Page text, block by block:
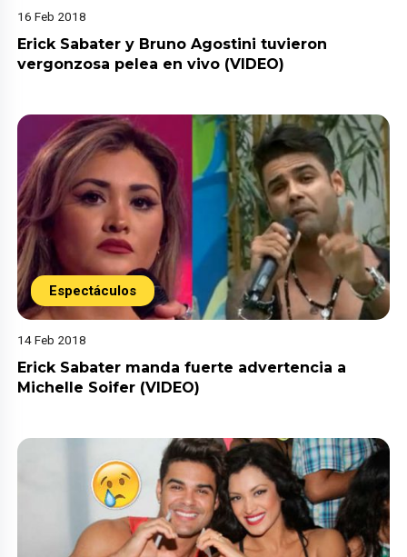
16 Feb 2018
Erick Sabater y Bruno Agostini tuvieron
vergonzosa pelea en vivo (VIDEO)
Espectáculos
14 Feb 2018
Erick Sabater manda fuerte advertencia a
Michelle Soifer (VIDEO)